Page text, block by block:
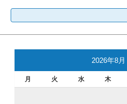
索:
2026年8月
月 火 水 木